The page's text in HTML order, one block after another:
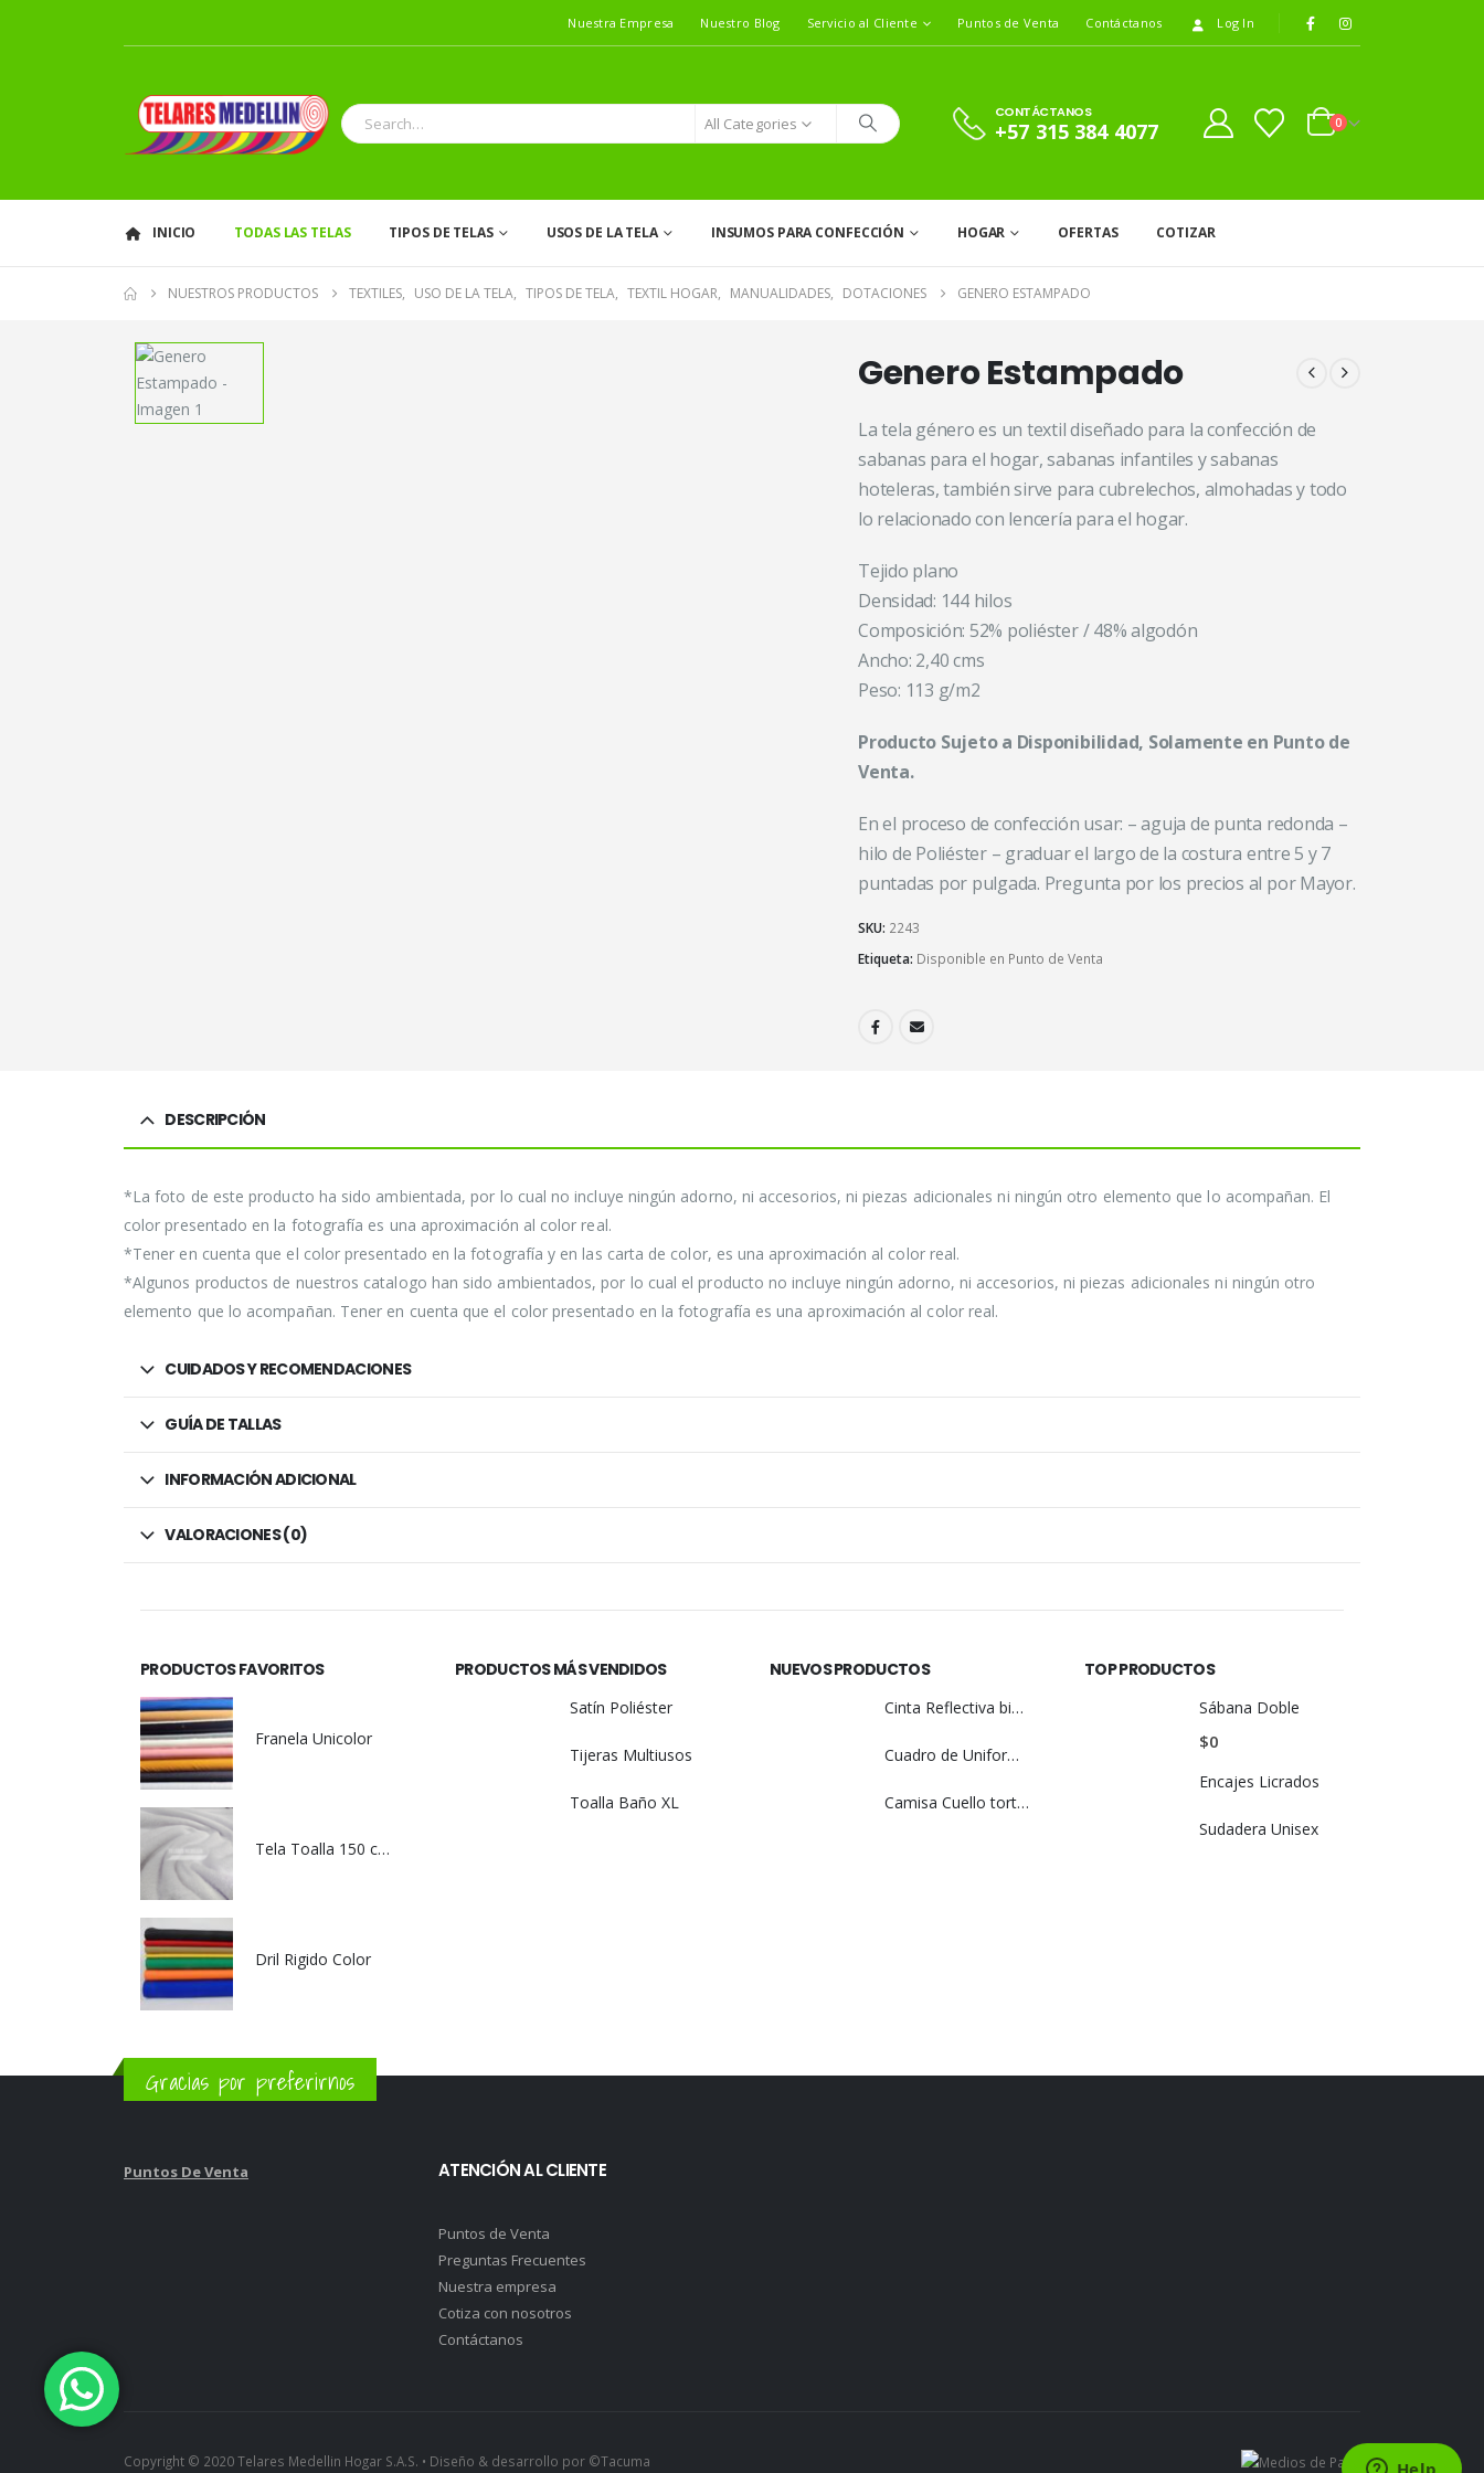
Nuestra Empresa Nuestro Blog Servicio al Cliente Puntos de Venta Contáctanos Log In
All Categories
CONTÁCTANOS
+57 315 384 4077 0
INICIO TODAS LAS TELAS TIPOS DE TELAS USOS DE LA TELA INSUMOS PARA CONFECCIÓN HOGAR OFERTAS COTIZAR
NUESTROS PRODUCTOS TEXTILES, USO DE LA TELA, TIPOS DE TELA, TEXTIL HOGAR, MANUALIDADES, DOTACIONES GENERO ESTAMPADO
Genero Estampado
La tela género es un textil diseñado para la confección de
sabanas para el hogar, sabanas infantiles y sabanas
hoteleras, también sirve para cubrelechos, almohadas y todo
lo relacionado con lencería para el hogar.
Tejido plano
Densidad: 144 hilos
Composición: 52% poliéster / 48% algodón
Ancho: 2,40 cms
Peso: 113 g/m2
Producto Sujeto a Disponibilidad, Solamente en Punto de
Venta.
En el proceso de confección usar: – aguja de punta redonda –
hilo de Poliéster – graduar el largo de la costura entre 5 y 7
puntadas por pulgada. Pregunta por los precios al por Mayor.
SKU: 2243
Etiqueta: Disponible en Punto de Venta
DESCRIPCIÓN
*La foto de este producto ha sido ambientada, por lo cual no incluye ningún adorno, ni accesorios, ni piezas adicionales ni ningún otro elemento que lo acompañan. El
color presentado en la fotografía es una aproximación al color real.
*Tener en cuenta que el color presentado en la fotografía y en las carta de color, es una aproximación al color real.
*Algunos productos de nuestros catalogo han sido ambientados, por lo cual el producto no incluye ningún adorno, ni accesorios, ni piezas adicionales ni ningún otro
elemento que lo acompañan. Tener en cuenta que el color presentado en la fotografía es una aproximación al color real.
CUIDADOS Y RECOMENDACIONES
GUÍA DE TALLAS
INFORMACIÓN ADICIONAL
VALORACIONES (0)
PRODUCTOS FAVORITOS
Franela Unicolor
Tela Toalla 150 cm de Ancho 380 gr Blanca
Dril Rigido Color
PRODUCTOS MÁS VENDIDOS
Satín Poliéster
Tijeras Multiusos
Toalla Baño XL
NUEVOS PRODUCTOS
Cinta Reflectiva bicolor
Cuadro de Uniforme
Camisa Cuello tortuga Mujer
TOP PRODUCTOS
Sábana Doble
$0
Encajes Licrados
Sudadera Unisex
Gracias por preferirnos
Puntos De Venta ATENCIÓN AL CLIENTE
Puntos de Venta
Preguntas Frecuentes
Nuestra empresa
Cotiza con nosotros
Contáctanos
Copyright © 2020 Telares Medellin Hogar S.A.S. • Diseño & desarrollo por ©Tacuma